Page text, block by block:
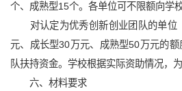
个、成熟型15个。各单位可不限额向学校
对认定为优秀创新创业团队的单位
元、成长型30万元、成熟型50万元的
队扶持资金。学校根据实际资助情况，
六、材料要求